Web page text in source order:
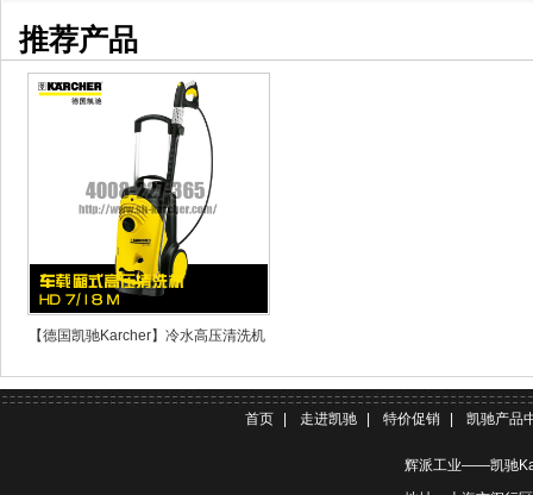
推荐产品
【德国凯驰Karcher】冷水高压清洗机
首页 走进凯驰 特价促销 凯驰产品
辉派工业——凯驰